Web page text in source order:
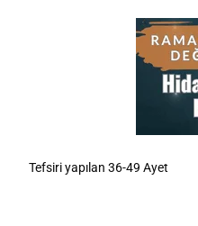
Tefsiri yapılan 36-49 Ayet